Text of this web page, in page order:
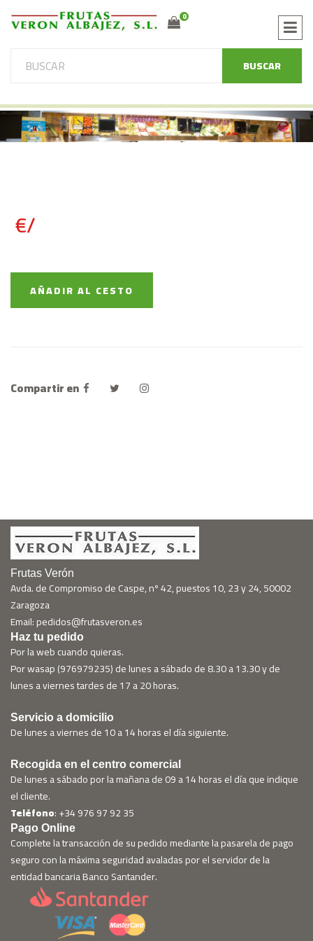
0
BUSCAR
€/
AÑADIR AL CESTO
Compartir en
Frutas Verón
Avda. de Compromiso de Caspe, nº 42, puestos 10, 23 y 24, 50002
Zaragoza
Email: pedidos@frutasveron.es
Haz tu pedido
Por la web cuando quieras.
Por wasap (976979235) de lunes a sábado de 8.30 a 13.30 y de
lunes a viernes tardes de 17 a 20 horas.
Servicio a domicilio
De lunes a viernes de 10 a 14 horas el día siguiente.
Recogida en el centro comercial
De lunes a sábado por la mañana de 09 a 14 horas el día que indique
el cliente.
Teléfono: +34 976 97 92 35
Pago Online
Complete la transacción de su pedido mediante la pasarela de pago
seguro con la máxima seguridad avaladas por el servidor de la
entidad bancaria Banco Santander.